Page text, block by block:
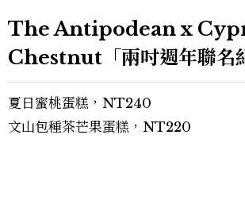
The Antipodean x
Chestnut「兩吋週年聯名
夏日蜜桃蛋糕，NT240
文山包種茶芒果蛋糕，NT220